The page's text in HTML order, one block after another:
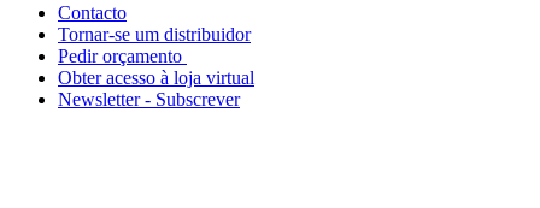
Contacto
Tornar-se um distribuidor
Pedir orçamento
Obter acesso à loja virtual
Newsletter - Subscrever